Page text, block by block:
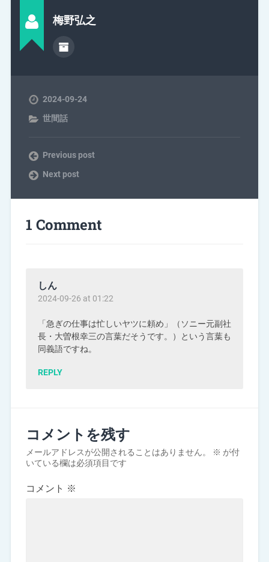
梅野弘之
2024-09-24
世間話
Previous post
Next post
1 Comment
しん
2024-09-26 at 01:22
「急ぎの仕事は忙しいヤツに頼め」（ソニー元副社
長・大曽根幸三の言葉だそうです。）という言葉も
同義語ですね。
REPLY
コメントを残す
メールアドレスが公開されることはありません。 ※ が付
いている欄は必須項目です
コメント ※